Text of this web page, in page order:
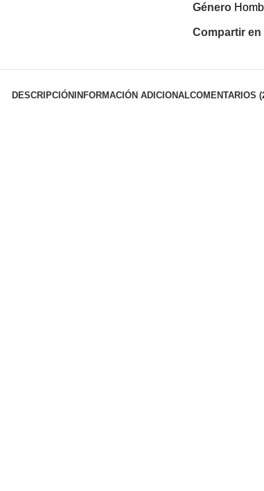
Género
Compartir en
DESCRIPCIÓNINFORMACIÓN ADICIONALCOMENTARIOS